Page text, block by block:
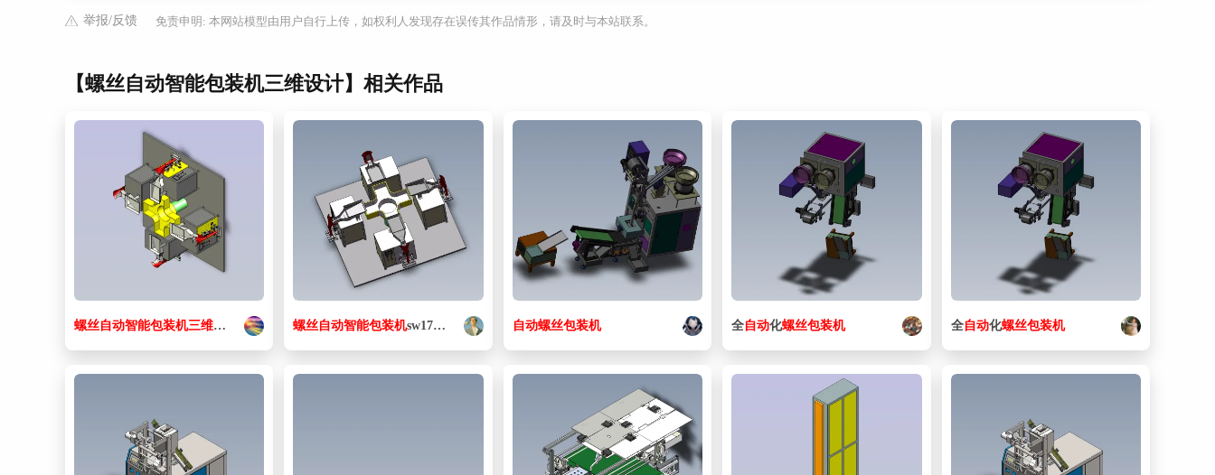
17. 包装机-1-14.SLDPRT
18. 包装机-1-16-1.SLDPRT
20. 包装机-1-17-1.SLDPRT
23. 包装机-1-18.SLDPRT 199 KB
25. 包装机-1-19.SLDPRT 100 KB
举报/反馈 免责申明: 本网站模型由用户自行上传，如权利人发现存在误传其作品情形，请及时与本站联系。
【螺丝自动智能包装机三维设计】相关作品
螺丝自动智能包装机三维设计 螺丝自动智能包装机sw17可编辑 自动螺丝包装机 全自动化螺丝包装机 全自动化螺丝包装机